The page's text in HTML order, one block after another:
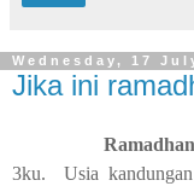
Wednesday, 17
Jika ini
Ramadhan
3ku. Usia